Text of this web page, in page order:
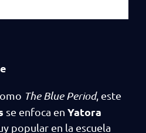
The Blue Period, este
se enfoca en Yatora
popular en la escuela